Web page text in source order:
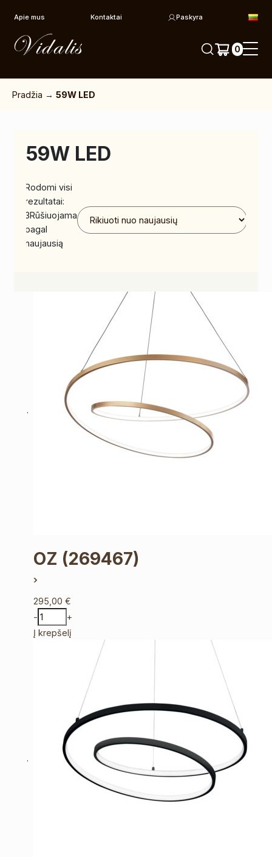
Apie mus Kontaktai Paskyra
0
Pradžia →59W LED
59W LED
Rodomi visi
rezultatai:
3Rūšiuojama
pagal
naujausią
OZ (269467)
295,00€
-
+
Į krepšelį